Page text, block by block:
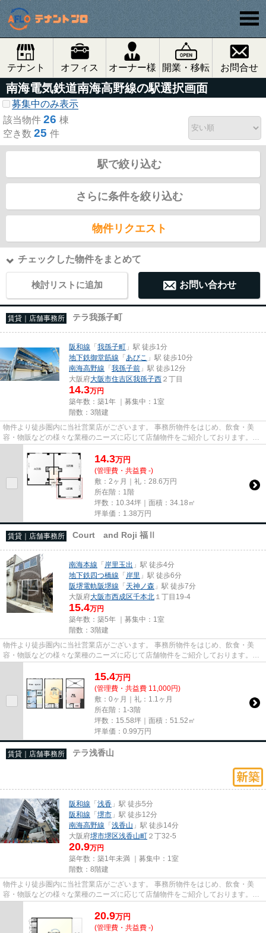
テナント オフィス オーナー様 開業・移転 お問合せ
南海電気鉄道南海高野線の駅選択画面
募集中のみ表示
該当物件 26 棟
空き数 25 件
駅で絞り込む
さらに条件を絞り込む
物件リクエスト
チェックした物件をまとめて
検討リストに追加 お問い合わせ
賃貸｜店舗事務所 テラ我孫子町
阪和線 「我孫子町 」駅 徒歩1分
地下鉄御堂筋線 「あびこ 」駅 徒歩10分
南海高野線 「我孫子前 」駅 徒歩12分
大阪府大阪市住吉区我孫子西 ２丁目
14.3万円
築年数：築1年 ｜募集中： 1室
階数：3階建
物件より徒歩圏内に当社営業店がございます。 事務所物件をはじめ、飲食・美
容・物販などの様々な業種のニーズに応じて店舗物件をご紹介しております。
尚、弊社ではおとり広告は一切...
14.3万円
(管理費・共益費 -)
敷：2ヶ月｜礼：28.6万円
所在階：1階
坪数：10.34坪｜面積：34.18㎡
坪単価： 1.38万円
賃貸｜店舗事務所 Court and Roji 福Ⅱ
南海本線 「 岸里玉出 」駅 徒歩4分
地下鉄四つ橋線 「 岸里 」駅 徒歩6分
阪堺電軌阪堺線 「天神ノ森 」駅 徒歩7分
大阪府大阪市西成区千本北 １丁目19-4
15.4万円
築年数：築5年 ｜募集中： 1室
階数：3階建
物件より徒歩圏内に当社営業店がございます。 事務所物件をはじめ、飲食・美
容・物販などの様々な業種のニーズに応じて店舗物件をご紹介しております。
尚、弊社ではおとり広告は一切...
15.4万円
(管理費・共益費 11,000円)
敷：0ヶ月｜礼：1.1ヶ月
所在階：1-3階
坪数：15.58坪｜面積：51.52㎡
坪単価： 0.99万円
賃貸｜店舗事務所 テラ浅香山
阪和線 「浅香 」駅 徒歩5分
阪和線 「堺市 」駅 徒歩12分
南海高野線 「浅香山 」駅 徒歩14分
大阪府堺市堺区浅香山町 ２丁32-5
20.9万円
築年数：築1年未満 ｜募集中： 1室
階数：8階建
物件より徒歩圏内に当社営業店がございます。 事務所物件をはじめ、飲食・美
容・物販などの様々な業種のニーズに応じて店舗物件をご紹介しております。
尚、弊社ではおとり広告は一切...
20.9万円
(管理費・共益費 -)